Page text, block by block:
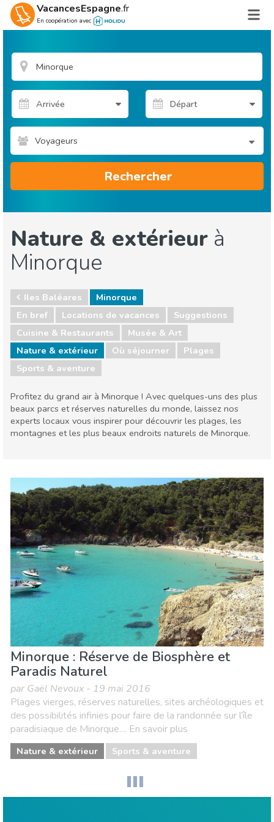
VacancesEspagne.fr
En coopération avec
Voyageurs
Rechercher
Nature & extérieur à
Minorque
Iles Baléares
Minorque
En bref
Locations de vacances
Suggestions
Cuisine & Restaurants
Musée & Art
Nature & extérieur
Où séjourner
Plages
Sports & aventure
Profitez du grand air à Minorque ! Avec quelques-uns des plus
beaux parcs et réserves naturelles du monde, laissez nos
experts locaux vous inspirer pour découvrir les plages, les
montagnes et les plus beaux endroits naturels de Minorque.
Cuisine & Restaurants
Musée & Art
Nature & extérieur
Où séjourner
Plages
Sports & aventure
Minorque : Réserve de Biosphère et
Paradis Naturel
par Gaël Nevoux - 19 mai 2016
Plages vierges, réserves naturelles, sites archéologiques et
des possibilités infinies pour faire de la randonnée sur l’île
paradisiaque de Minorque.... En savoir plus
Nature & extérieur Sports & aventure